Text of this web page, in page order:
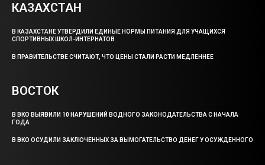
КАЗАХСТАН
В КАЗАХСТАНЕ УТВЕРДИЛИ ЕДИНЫЕ НОРМЫ ПИТАНИЯ ДЛЯ УЧАЩИХСЯ
СПОРТИВНЫХ ШКОЛ-ИНТЕРНАТОВ
В ПРАВИТЕЛЬСТВЕ СЧИТАЮТ, ЧТО ЦЕНЫ СТАЛИ РАСТИ МЕДЛЕННЕЕ
ВОСТОК
В ВКО ВЫЯВИЛИ 10 НАРУШЕНИЙ ВОДНОГО ЗАКОНОДАТЕЛЬСТВА С НАЧАЛА
ГОДА
В ВКО ОСУДИЛИ ЗАКЛЮЧЕННЫХ ЗА ВЫМОГАТЕЛЬСТВО ДЕНЕГ У ОСУЖДЕННОГО